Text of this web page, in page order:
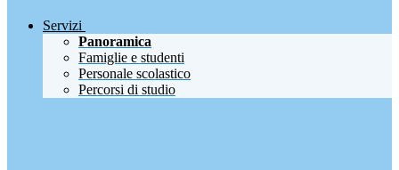
Servizi
Panoramica
Famiglie e studenti
Personale scolastico
Percorsi di studio